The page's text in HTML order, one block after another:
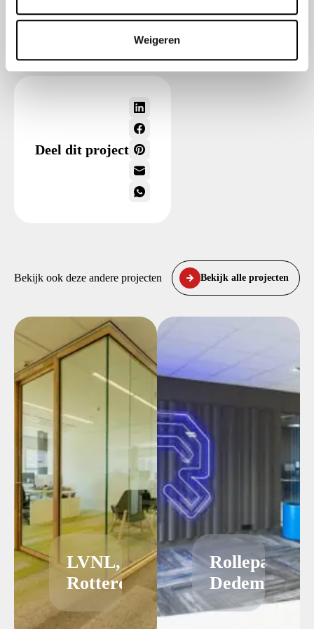
Weigeren
Deel dit project
Bekijk ook deze andere projecten Bekijk alle projecten
LVNL,
Rotterdam
Rollepaal
Dedemsvaart